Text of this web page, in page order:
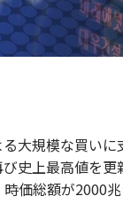
大規模な買い
史上最高値を
価総額が2000